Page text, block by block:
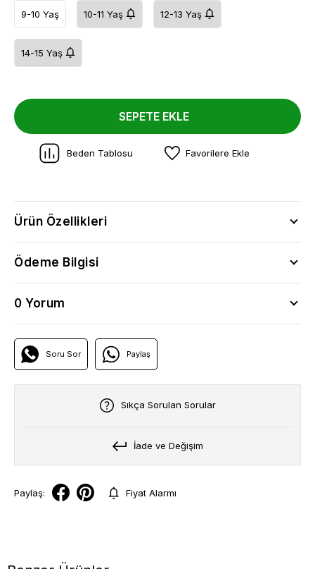
9-10 Yaş 10-11 Yaş 12-13 Yaş
14-15 Yaş
SEPETE EKLE
Beden Tablosu Favorilere Ekle
Ürün Özellikleri
Ödeme Bilgisi
0 Yorum
Soru Sor Paylaş
Sıkça Sorulan Sorular
İade ve Değişim
Paylaş: Fiyat Alarmı